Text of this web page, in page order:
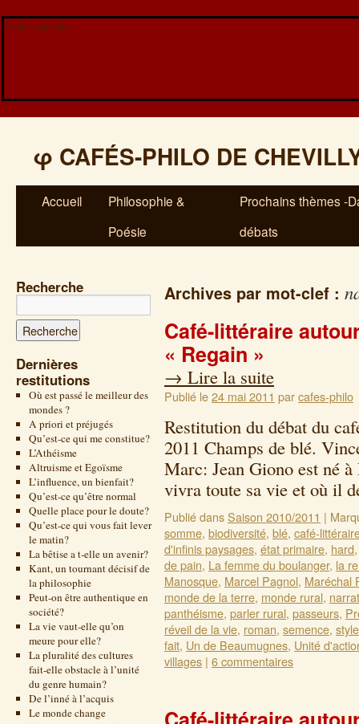
Veuillez patienter...
φ CAFÉS-PHILO DE
Accueil
Philosophie &
Poésie
Prochains thèmes -
débats
Recherche
Dernières
restitutions
Où est passé le meilleur des
mondes ?
A priori et préjugés
Qu’est-ce qui me constitue?
L’Athéisme
Altruisme et Egoïsme
L’influence, un bienfait?
Qu’est-ce qu’être normal
Quelle place pour le doute?
Qu’est-ce qui vous fait lever
le matin?
La bêtise a t-elle un avenir?
Kant, un tournant décisif de
la philosophie
Peut-on être authentique en
société?
La vie vaut-elle qu’on
meure pour elle?
La pluralité des cultures
fait-elle obstacle à l’unité
du genre humain?
De l’inné à l’acquis
Le monde change
Archives par mot-clef :
Café-littéraire
« Regain »
→ Lire la suite
Publié le24 mai 2011 parcafes-philo
Restitution du débat du
2011 Champs de blé.
Marc: Jean Giono est né
vivra toute sa vie et où il
Publié dansSaison 2010/2011 |
somme, biodiversité, blé, café-
d'infinis paysages, état primaire, hard
de pain, La femme du boulanger, la
Manosque, Marcel Pagnol, Maréchal
monde de la terre, monde rural,
panthéisme, parler rural, passeurs,
réveil de la vie, roman, semence, style
fait, Un de Beaumugnes, Unité
villages | 6 commentaires